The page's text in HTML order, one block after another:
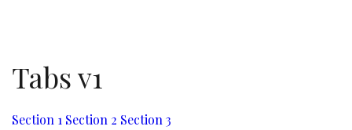
Tabs v1
Section 1 Section 2 Section 3